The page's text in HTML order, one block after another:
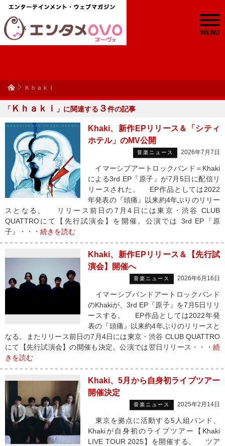
MENU
Ｋｈａｋｉ
「 Ｋｈａｋｉ 」に関連する ３件の記事
Khaki、新作EPリリース＆「シティ
ホテル」のMV公開
音楽ニュース 2026年7月7日
イマーシブアートロックバンド＝Khaki
による3rd EP『原子』が7月5日に配信リ
リースされた。 EP作品としては2022
年発表の『頭痛』以来約4年ぶりのリリー
スとなる。 リリース前日の7月4日には東京・渋谷 CLUB
QUATTROにて【先行試演会】を開催。公演では 3rd EP『原
子』・・・ 続きを読む
Khaki、新作EPリリース＆【先行試
演会】開催へ
音楽ニュース 2026年6月16日
イマーシブバンドアートロックバンド
のKhakiが、3rd EP『原子』を7月5日リリ
ースする。 EP作品としては2022年発
表の『頭痛』以来約4年ぶりのリリースと
なる。またリリース前日の7月4日には東京・渋谷 CLUB QUATTRO
にて【先行試演会】の開催も決定。公演では翌日リリース・・・ 続
きを読む
Khaki、5月から自身初ライブツアー
開催決定
音楽ニュース 2025年2月14日
東京を拠点に活動する5人組バンド、
Khakiが自身初のライブツアー【Khaki
LIVE TOUR 2025】を開催する。 ツア